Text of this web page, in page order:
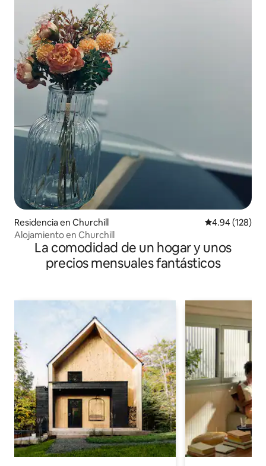
Residencia en Churchill Calificación
4.94 (128)
Alojamiento en Churchill
La comodidad de un hogar y unos
precios mensuales fantásticos